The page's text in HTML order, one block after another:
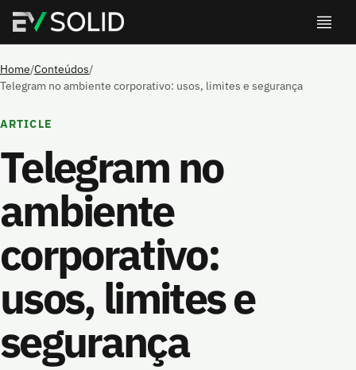
Home/Conteúdos/
Telegram no ambiente corporativo: usos, limites e segurança
ARTICLE
Telegram no
ambiente
corporativo:
usos, limites e
segurança